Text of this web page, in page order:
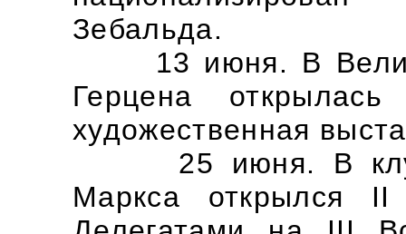
Зебальда.
13 июня. В
Герцена
художественная
25 июня. В
Маркса открылся